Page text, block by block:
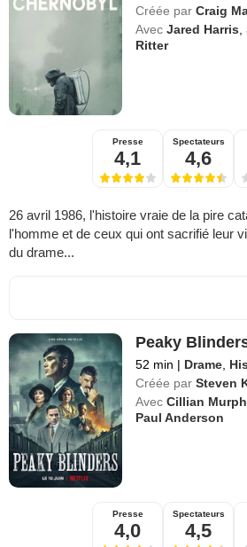
Créée par Craig
Avec Jared Harris ,
Ritter
Presse
4,1
Spectateurs
4,6
26 avril 1986, l'histoire vraie de la pire
l'homme et de ceux qui ont sacrifié leur
du drame...
Peaky
52 min | Drame
Créée par Steven
Avec Cillian
Paul Anderson
Presse
4,0
Spectateurs
4,5